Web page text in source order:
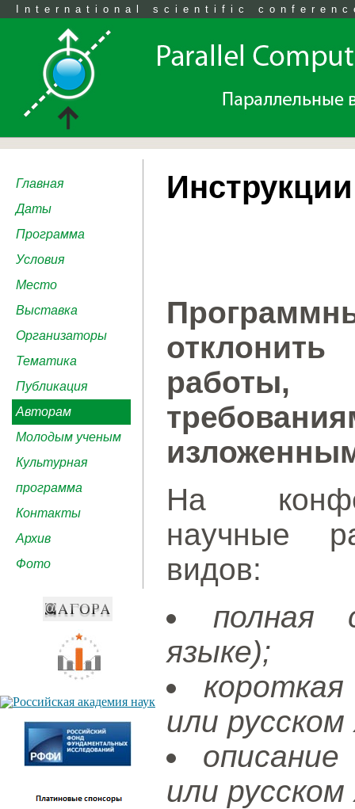
International scientific
Главная
Даты
Программа
Условия
Место
Выставка
Организаторы
Тематика
Публикация
Авторам
Молодым ученым
Культурная
программа
Контакты
Архив
Фото
работы,
На
научные
видов:
полная
языке);
или русском
или русском